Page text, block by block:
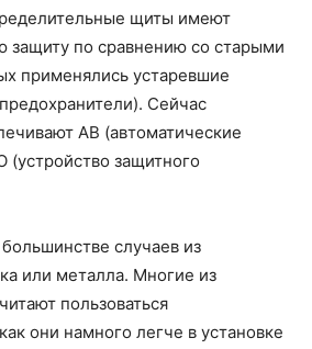
щиты имеют
защиту по сравнению со старыми
применялись устаревшие
Сейчас
АВ (автоматические
защитного
случаев из
или металла. Многие из
пользоваться
они намного легче в установке